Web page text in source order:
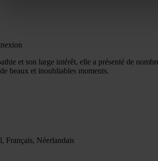
et son large intérêt, elle a présenté de
beaux et inoubliables moments.
Français, Néerlandais